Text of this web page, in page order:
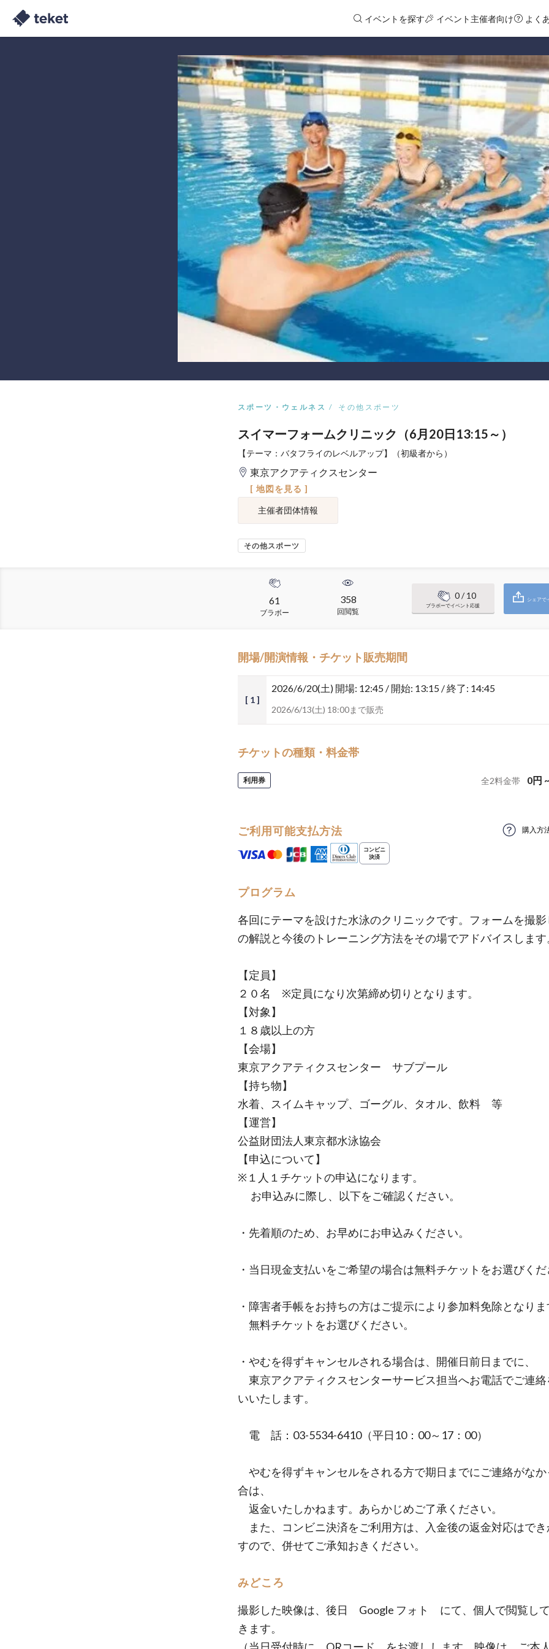
イベントを探す イベント主催者向け よく
スポーツ・ウェルネス その他スポーツ
スイマーフォームクリニック（6月20日13:15～）
【テーマ：バタフライのレベルアップ】（初級者から）
東京アクアティクスセンター
[ 地図を見る ]
主催者団体情報
その他スポーツ
61
ブラボー
358
回閲覧
0/ 10
ブラボーでイベント応援
シェアで
開場/開演情報・チケット販売期間
[ 1 ]
2026/6/20(土) 開場: 12:45 / 開始: 13:15 / 終了: 14:45
2026/6/13(土) 18:00まで販売
チケットの種類・料金帯
利用券 全2料金帯 0円 ~
ご利用可能支払方法 購入方
プログラム
各回にテーマを設けた水泳のクリニックです。フォームを撮影
の解説と今後のトレーニング方法をその場でアドバイスします
【定員】
２０名 ※定員になり次第締め切りとなります。
【対象】
１８歳以上の方
【会場】
東京アクアティクスセンター サブプール
【持ち物】
水着、スイムキャップ、ゴーグル、タオル、飲料 等
【運営】
公益財団法人東京都水泳協会
【申込について】
※１人１チケットの申込になります。
お申込みに際し、以下をご確認ください。
・先着順のため、お早めにお申込みください。
・当日現金支払いをご希望の場合は無料チケットをお選びくだ
・障害者手帳をお持ちの方はご提示により参加料免除となりま
無料チケットをお選びください。
・やむを得ずキャンセルされる場合は、開催日前日までに、
東京アクアティクスセンターサービス担当へお電話でご連
いいたします。
電 話：03-5534-6410（平日10：00～17：00）
やむを得ずキャンセルをされる方で期日までにご連絡がな
合は、
返金いたしかねます。あらかじめご了承ください。
また、コンビニ決済をご利用方は、入金後の返金対応はでき
すので、併せてご承知おきください。
みどころ
撮影した映像は、後日 Google フォト にて、個人で閲覧し
きます。